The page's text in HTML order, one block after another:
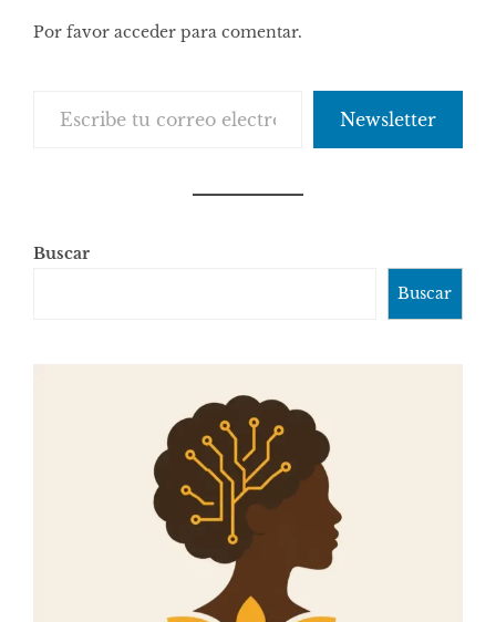
Por favor acceder para comentar.
Newsletter
Buscar
Buscar